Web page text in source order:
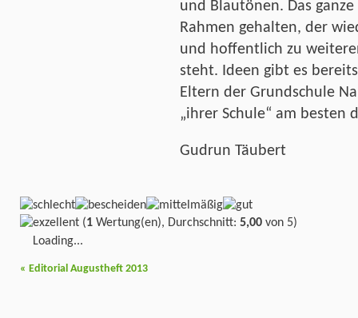
und Blautönen. Das
Rahmen gehalten, der
und hoffentlich zu
steht. Ideen gibt es
Eltern der Grundschule
„ihrer Schule“ am besten
Gudrun Täubert
(1 Wertung(en), Durchschnitt: 5,00 von 5)
Loading...
« Editorial Augustheft 2013